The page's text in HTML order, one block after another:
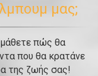
μας;
μάθετε πώς θα
που θα κρατάνε
της ζωής σας!